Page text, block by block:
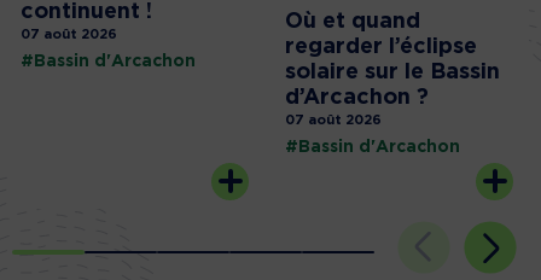
continuent !
07 août 2026
#Bassin d'Arcachon
Où et quand
regarder l’éclipse
solaire sur le Bassin
d’Arcachon ?
07 août 2026
#Bassin d'Arcachon